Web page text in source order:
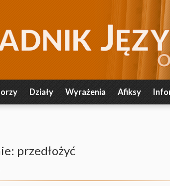
Działy Wyrażenia Afiksy
przedłożyć